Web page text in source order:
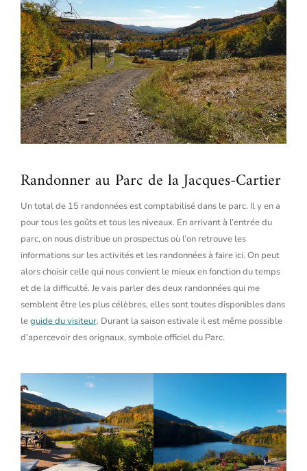
Randonner au Parc de la Jacques-Cartier
Un total de 15 randonnées est comptabilisé dans le parc. Il y en a
pour tous les goûts et tous les niveaux. En arrivant à l’entrée du
parc, on nous distribue un prospectus où l’on retrouve les
informations sur les activités et les randonnées à faire ici. On peut
alors choisir celle qui nous convient le mieux en fonction du temps
et de la difficulté. Je vais parler des deux randonnées qui me
semblent être les plus célèbres, elles sont toutes disponibles dans
leguide du visiteur. Durant la saison estivale il est même possible
d’apercevoir des orignaux, symbole officiel du Parc.